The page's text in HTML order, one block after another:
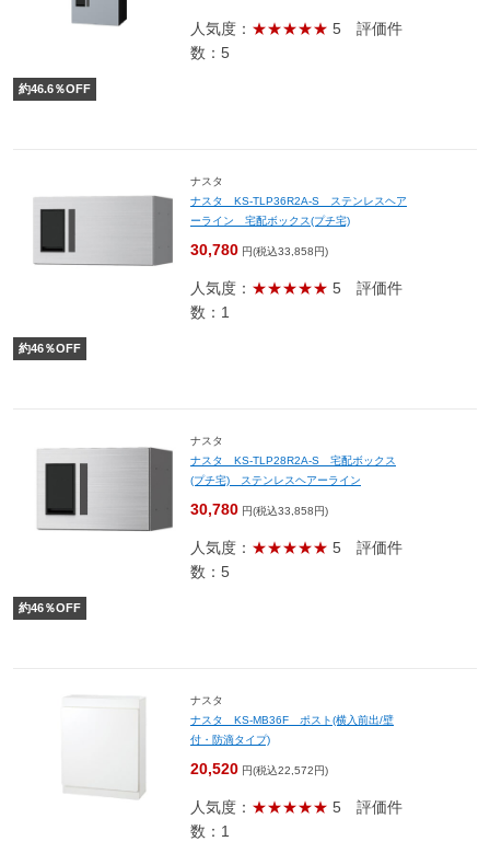
人気度： ★★★★★ 5 評価件
数：5
約46.6％OFF
ナスタ
ナスタ KS-TLP36R2A-S ステンレスヘア
ーライン 宅配ボックス(プチ宅)
30,780 円(税込33,858円)
人気度： ★★★★★ 5 評価件
数：1
約46％OFF
ナスタ
ナスタ KS-TLP28R2A-S 宅配ボックス
(プチ宅) ステンレスヘアーライン
30,780 円(税込33,858円)
人気度： ★★★★★ 5 評価件
数：5
約46％OFF
ナスタ
ナスタ KS-MB36F ポスト(横入前出/壁
付・防滴タイプ)
20,520 円(税込22,572円)
人気度： ★★★★★ 5 評価件
数：1